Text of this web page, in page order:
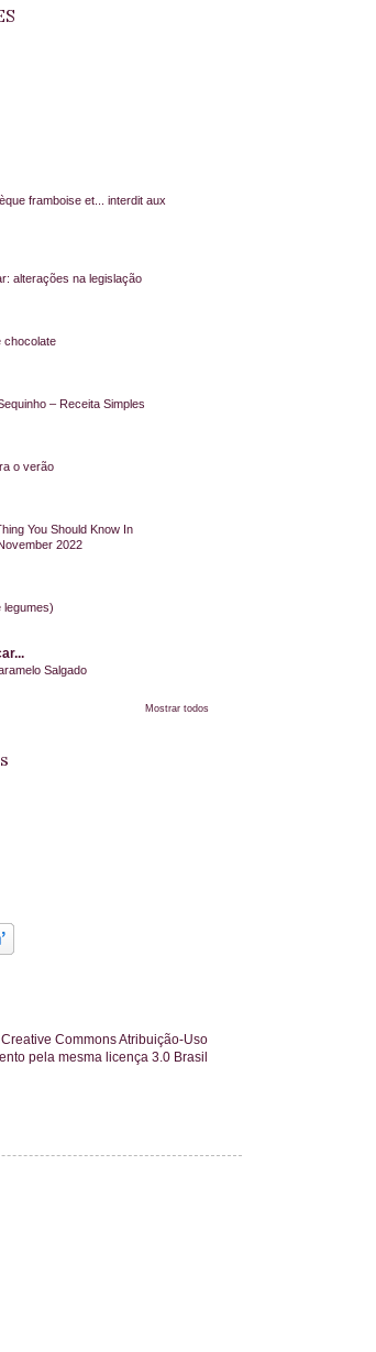
framboise et... interdit aux
alterações na legislação
chocolate
– Receita Simples
o verão
You Should Know In
2022
legumes)
Salgado
Mostrar todos
Creative Commons Atribuição-Uso
pela mesma licença 3.0 Brasil